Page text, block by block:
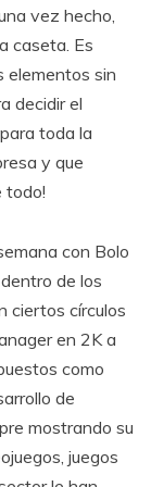
vez hecho,
caseta. Es
elementos sin
decidir el
toda la
y que
todo!
con Bolo
de los
ciertos círculos
en 2K a
como
de
mostrando su
juegos